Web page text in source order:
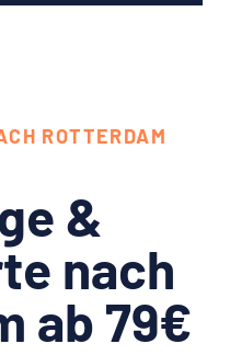
ROTTERDAM
&
nach
ab 79€